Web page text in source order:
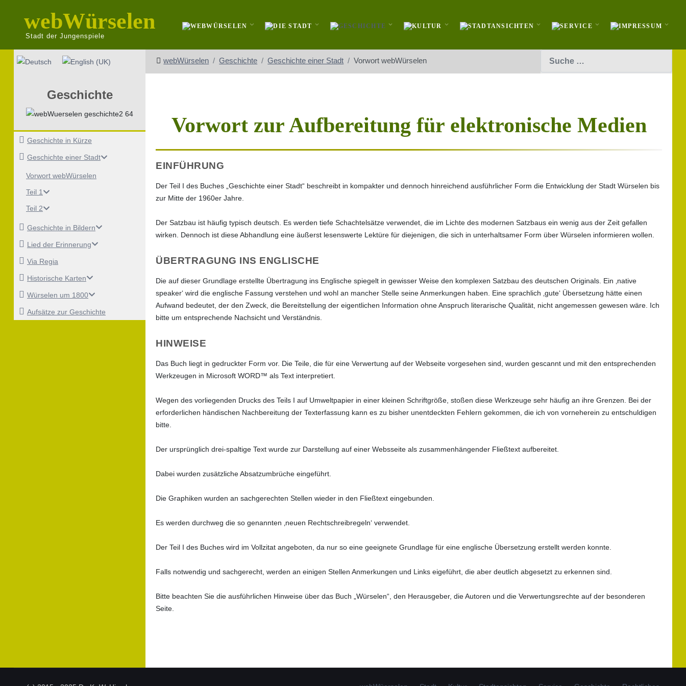
webWürselen
Stadt der Jungenspiele
Sprache auswählen webWürselen Geschichte Geschichte einer Stadt Vorwort webWürselen
Geschichte
Geschichte in Kürze
Geschichte einer Stadt
Vorwort webWürselen
Teil 1
Teil 2
Geschichte in Bildern
Lied der Erinnerung
Via Regia
Historische Karten
Würselen um 1800
Aufsätze zur Geschichte
Vorwort zur Aufbereitung für elektronische Medien
EINFÜHRUNG
Der Teil I des Buches „Geschichte einer Stadt“ beschreibt in kompakter und dennoch hinreichend ausführlicher Form die Entwicklung der Stadt Würselen bis
zur Mitte der 1960er Jahre.
Der Satzbau ist häufig typisch deutsch. Es werden tiefe Schachtelsätze verwendet, die im Lichte des modernen Satzbaus ein wenig aus der Zeit gefallen
wirken. Dennoch ist diese Abhandlung eine äußerst lesenswerte Lektüre für diejenigen, die sich in unterhaltsamer Form über Würselen informieren wollen.
ÜBERTRAGUNG INS ENGLISCHE
Die auf dieser Grundlage erstellte Übertragung ins Englische spiegelt in gewisser Weise den komplexen Satzbau des deutschen Originals. Ein ‚native
speaker‘ wird die englische Fassung verstehen und wohl an mancher Stelle seine Anmerkungen haben. Eine sprachlich ‚gute‘ Übersetzung hätte einen
Aufwand bedeutet, der den Zweck, die Bereitstellung der eigentlichen Information ohne Anspruch literarische Qualität, nicht angemessen gewesen wäre. Ich
bitte um entsprechende Nachsicht und Verständnis.
HINWEISE
Das Buch liegt in gedruckter Form vor. Die Teile, die für eine Verwertung auf der Webseite vorgesehen sind, wurden gescannt und mit den entsprechenden
Werkzeugen in Microsoft WORD™ als Text interpretiert.
Wegen des vorliegenden Drucks des Teils I auf Umweltpapier in einer kleinen Schriftgröße, stoßen diese Werkzeuge sehr häufig an ihre Grenzen. Bei der
erforderlichen händischen Nachbereitung der Texterfassung kann es zu bisher unentdeckten Fehlern gekommen, die ich von vorneherein zu entschuldigen
bitte.
Der ursprünglich drei-spaltige Text wurde zur Darstellung auf einer Websseite als zusammenhängender Fließtext aufbereitet.
Dabei wurden zusätzliche Absatzumbrüche eingeführt.
Die Graphiken wurden an sachgerechten Stellen wieder in den Fließtext eingebunden.
Es werden durchweg die so genannten ‚neuen Rechtschreibregeln‘ verwendet.
Der Teil I des Buches wird im Vollzitat angeboten, da nur so eine geeignete Grundlage für eine englische Übersetzung erstellt werden konnte.
Falls notwendig und sachgerecht, werden an einigen Stellen Anmerkungen und Links eigeführt, die aber deutlich abgesetzt zu erkennen sind.
Bitte beachten Sie die ausführlichen Hinweise über das Buch „Würselen“, den Herausgeber, die Autoren und die Verwertungsrechte auf der besonderen
Seite.